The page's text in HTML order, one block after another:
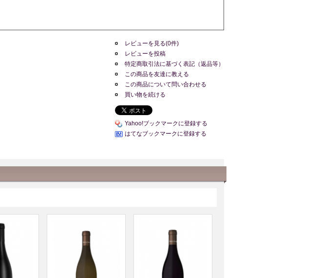
レビューを見る(0件)
レビューを投稿
特定商取引法に基づく表記（返品等）
この商品を友達に教える
この商品について問い合わせる
買い物を続ける
Yahoo!ブックマークに登録する
はてなブックマークに登録する